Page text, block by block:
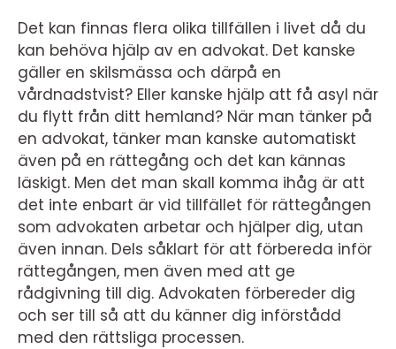
Det kan finnas flera olika tillfällen i livet då du
kan behöva hjälp av en advokat. Det kanske
gäller en skilsmässa och därpå en
vårdnadstvist? Eller kanske hjälp att få asyl när
du flytt från ditt hemland? När man tänker på
en advokat, tänker man kanske automatiskt
även på en rättegång och det kan kännas
läskigt. Men det man skall komma ihåg är att
det inte enbart är vid tillfället för rättegången
som advokaten arbetar och hjälper dig, utan
även innan. Dels såklart för att förbereda inför
rättegången, men även med att ge
rådgivning till dig. Advokaten förbereder dig
och ser till så att du känner dig införstådd
med den rättsliga processen.